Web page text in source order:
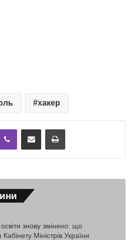
хакер
Viber Надіслати електронною поштоюНадрукувати
знову змінено: що
Міністрів України